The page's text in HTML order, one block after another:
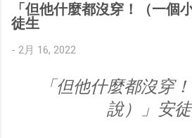
「但他什麼都沒穿！（一個
徒生
- 2月 16, 2022
「但他什麼都沒穿
說）」安